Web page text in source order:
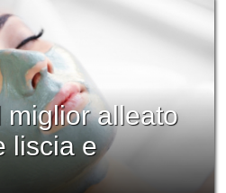
miglior alleato
liscia e